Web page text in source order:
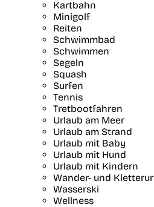
Kartbahn
Minigolf
Reiten
Schwimmbad
Schwimmen
Segeln
Squash
Surfen
Tennis
Tretbootfahren
Urlaub am Meer
Urlaub am Strand
Urlaub mit Baby
Urlaub mit Hund
Urlaub mit Kindern
Wander- und
Wasserski
Wellness